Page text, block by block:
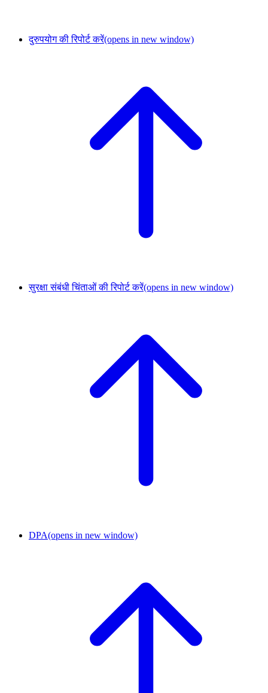
दुरुपयोग की रिपोर्ट करें(opens in new window)
सुरक्षा संबंधी चिंताओं की रिपोर्ट करें(opens in new window)
DPA(opens in new window)